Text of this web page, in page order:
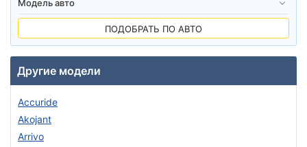
ПОДОБРАТЬ ПО АВТО
Другие модели
Accuride
Akojant
Arrivo